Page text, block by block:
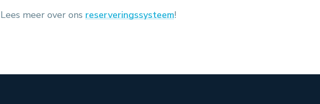
Lees meer over ons reserveringssysteem!